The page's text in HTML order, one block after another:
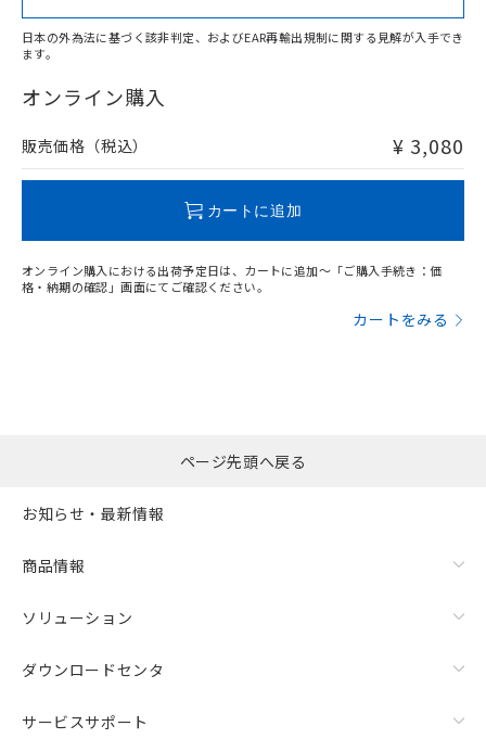
在庫等で未対応品が混在する可能性があります。
問い合わせください。
日本の外為法に基づく該非判定、およびEAR再輸出規制に関する見解が入手でき
ます。
オンライン購入
販売価格（税込） ¥ 3,080
カートに追加
オンライン購入における出荷予定日は、カートに追加～「ご購入手続き：価
格・納期の確認」画面にてご確認ください。
カートをみる
ページ先頭へ戻る
お知らせ・最新情報
商品情報
ソリューション
ダウンロードセンタ
サービスサポート